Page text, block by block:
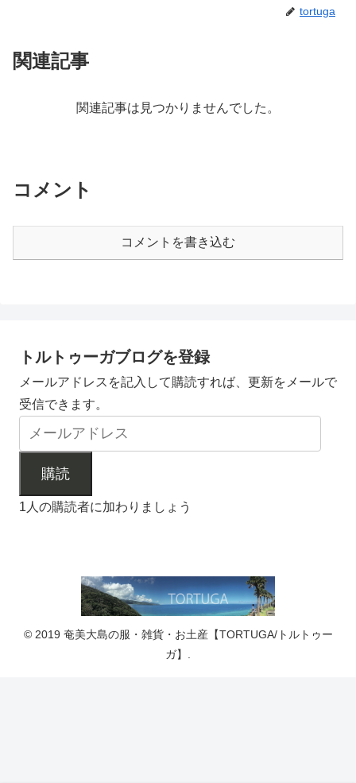
tortuga
関連記事
関連記事は見つかりませんでした。
コメント
コメントを書き込む
トルトゥーガブログを登録
メールアドレスを記入して購読すれば、更新をメールで
受信できます。
購読
1人の購読者に加わりましょう
© 2019 奄美大島の服・雑貨・お土産【TORTUGA/トルトゥー
ガ】.